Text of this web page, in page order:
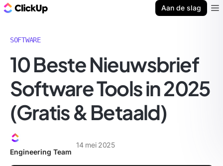
Aan de slag
SOFTWARE
10 Beste Nieuwsbrief
Software Tools in 2025
(Gratis & Betaald)
Engineering Team
14 mei 2025